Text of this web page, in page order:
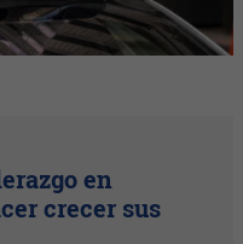
en
crecer sus